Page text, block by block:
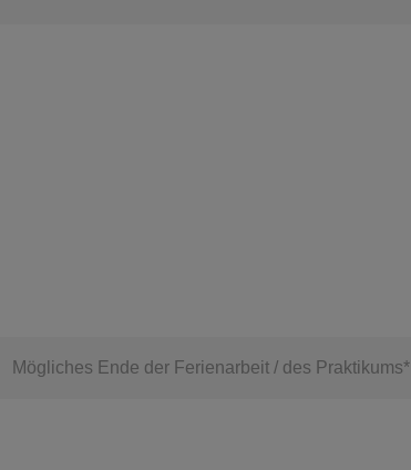
Mögliches Ende der Ferienarbeit / des Praktikums*